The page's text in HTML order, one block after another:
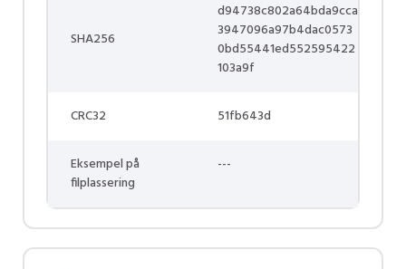
SHA256
d94738c802a64bda9cca
3947096a97b4dac0573
0bd55441ed552595422
103a9f
CRC32 51fb643d
Eksempel på
filplassering
---